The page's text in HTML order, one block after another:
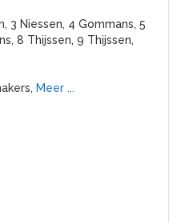
3 Niessen, 4 Gommans, 5
8 Thijssen, 9 Thijssen,
Meer ...